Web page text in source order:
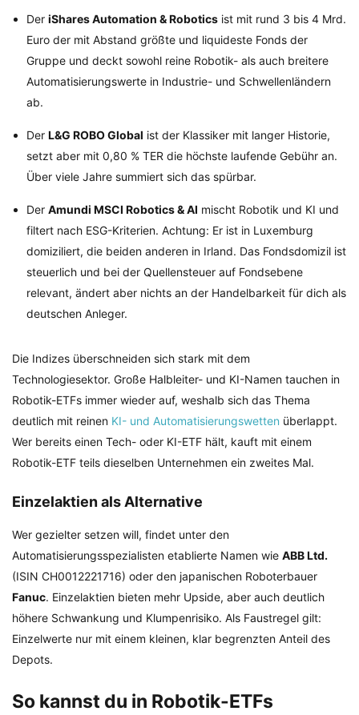
Der iShares Automation & Robotics ist mit rund 3 bis 4 Mrd.
Euro der mit Abstand größte und liquideste Fonds der
Gruppe und deckt sowohl reine Robotik- als auch breitere
Automatisierungswerte in Industrie- und Schwellenländern
ab.
Der L&G ROBO Global ist der Klassiker mit langer Historie,
setzt aber mit 0,80 % TER die höchste laufende Gebühr an.
Über viele Jahre summiert sich das spürbar.
Der Amundi MSCI Robotics & AI mischt Robotik und KI und
filtert nach ESG-Kriterien. Achtung: Er ist in Luxemburg
domiziliert, die beiden anderen in Irland. Das Fondsdomizil ist
steuerlich und bei der Quellensteuer auf Fondsebene
relevant, ändert aber nichts an der Handelbarkeit für dich als
deutschen Anleger.
Die Indizes überschneiden sich stark mit dem
Technologiesektor. Große Halbleiter- und KI-Namen tauchen in
Robotik-ETFs immer wieder auf, weshalb sich das Thema
deutlich mit reinen KI- und Automatisierungswetten überlappt.
Wer bereits einen Tech- oder KI-ETF hält, kauft mit einem
Robotik-ETF teils dieselben Unternehmen ein zweites Mal.
Einzelaktien als Alternative
Wer gezielter setzen will, findet unter den
Automatisierungsspezialisten etablierte Namen wie ABB Ltd.
(ISIN CH0012221716) oder den japanischen Roboterbauer
Fanuc. Einzelaktien bieten mehr Upside, aber auch deutlich
höhere Schwankung und Klumpenrisiko. Als Faustregel gilt:
Einzelwerte nur mit einem kleinen, klar begrenzten Anteil des
Depots.
So kannst du in Robotik-ETFs